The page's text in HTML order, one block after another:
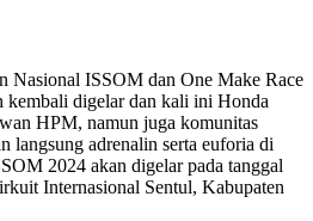
Nasional ISSOM dan One Make Race
kembali digelar dan kali ini Honda
HPM, namun juga komunitas
langsung adrenalin serta euforia di
2024 akan digelar pada tanggal
Internasional Sentul, Kabupaten